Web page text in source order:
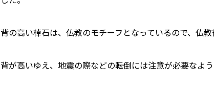
背の高い棹石は、仏教のモチーフとなっているので、仏教
背が高いゆえ、地震の際などの転倒には注意が必要なよう